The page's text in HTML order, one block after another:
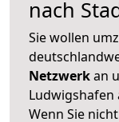
nach
Sie wollen
Netzwerkan
Ludwigshafen
Wenn Sie